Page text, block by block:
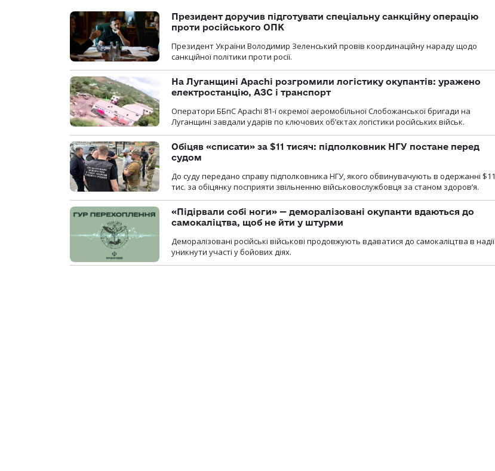
Президент доручив підготувати спеціальну санкційну операцію
проти російського ОПК
Президент України Володимир Зеленський провів координаційну нараду щодо
санкційної політики проти росії.
На Луганщині Apachi розгромили логістику окупантів: уражено
електростанцію, АЗС і транспорт
Оператори ББпС Apachi 81-ї окремої аеромобільної Слобожанської бригади на
Луганщині завдали ударів по ключових об’єктах логістики російських військ.
Обіцяв «списати» за $11 тисяч: підполковник НГУ постане перед
судом
До суду передано справу підполковника НГУ, якого обвинувачують в одержанні $11
тис. за обіцянку посприяти звільненню військовослужбовця за станом здоров’я.
«Підірвали собі ноги» — деморалізовані окупанти вдаються до
самокаліцтва, щоб не йти у штурми
Деморалізовані російські військові продовжують вдаватися до самокаліцтва в надії
уникнути участі у бойових діях.